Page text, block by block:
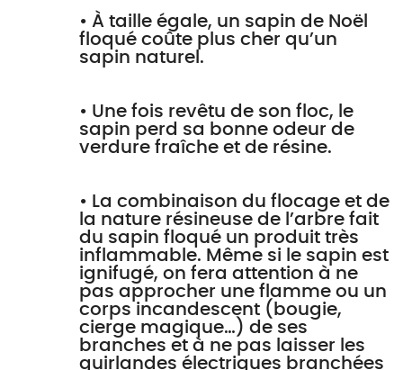
• À taille égale, un sapin de Noël
floqué coûte plus cher qu’un
sapin naturel.
• Une fois revêtu de son floc, le
sapin perd sa bonne odeur de
verdure fraîche et de résine.
• La combinaison du flocage et de
la nature résineuse de l’arbre fait
du sapin floqué un produit très
inflammable. Même si le sapin est
ignifugé, on fera attention à ne
pas approcher une flamme ou un
corps incandescent (bougie,
cierge magique…) de ses
branches et à ne pas laisser les
guirlandes électriques branchées